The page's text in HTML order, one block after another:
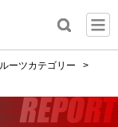
ーツカテゴリー
>